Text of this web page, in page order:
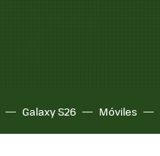
Galaxy S26 Móviles